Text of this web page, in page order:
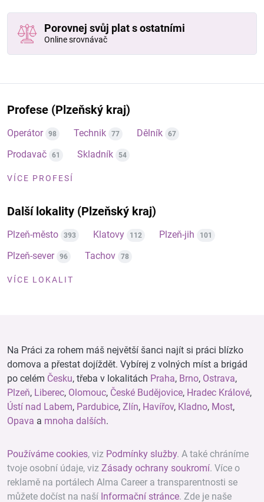
Porovnej svůj plat s ostatními
Online srovnávač
Profese (Plzeňský kraj)
Operátor 98 Technik 77 Dělník 67
Prodavač 61 Skladník 54
VÍCE PROFESÍ
Další lokality (Plzeňský kraj)
Plzeň-město 393 Klatovy 112 Plzeň-jih 101
Plzeň-sever 96 Tachov 78
VÍCE LOKALIT
Na Práci za rohem máš největší šanci najít si práci blízko
domova a přestat dojíždět. Vybírej z volných míst a brigád
po celém Česku, třeba v lokalitách Praha, Brno, Ostrava,
Plzeň, Liberec, Olomouc, České Budějovice, Hradec Králové,
Ústí nad Labem, Pardubice, Zlín, Havířov, Kladno, Most,
Opava a mnoha dalších.
Používáme cookies, viz Podmínky služby. A také chráníme
tvoje osobní údaje, viz Zásady ochrany soukromí. Více o
reklamě na portálech Alma Career a transparentnosti se
můžete dočíst na naší Informační stránce. Zde je naše